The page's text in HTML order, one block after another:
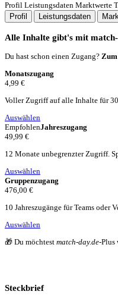
Profil Leistungsdaten Marktwerte
Profil Leistungsdaten
Alle Inhalte gibt's mit match-
Du hast schon einen Zugang?
Monatszugang
4,99 €
Voller Zugriff auf alle Inhalte für
Auswählen
EmpfohlenJahreszugang
49,99 €
12 Monate unbegrenzter Zugriff.
Auswählen
Gruppenzugang
476,00 €
10 Jahreszugänge für Teams oder
Auswählen
🎁 Du möchtest match-day.de-Plus
Steckbrief